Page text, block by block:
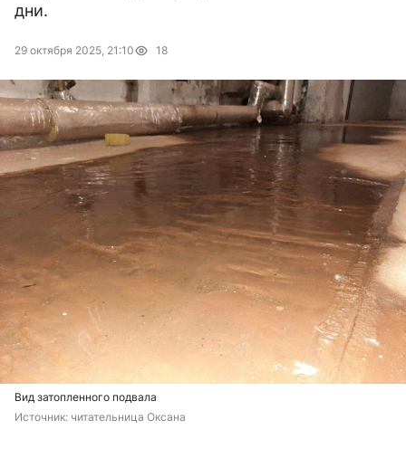
дни.
29 октября 2025, 21:10 18
Вид затопленного подвала
Источник: читательница Оксана